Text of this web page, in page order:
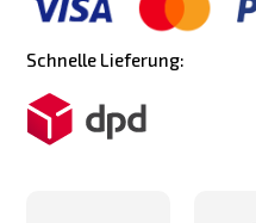
Schnelle Lieferung: